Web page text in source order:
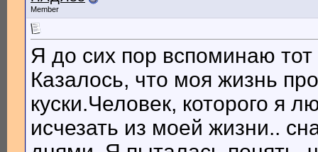
Member
Я до сих пор вспоминаю
Казалось, что моя жизнь
куски.Человек, которого я
исчезать из моей жизни..